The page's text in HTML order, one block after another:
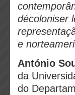
décoloniser
e
António
da
do